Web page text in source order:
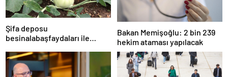
Şifa deposu
besinalabaşfaydaları ile
koruyan mucize besin
alabaş…
Bakan Memişoğlu: 2 bin 239
hekim ataması yapılacak